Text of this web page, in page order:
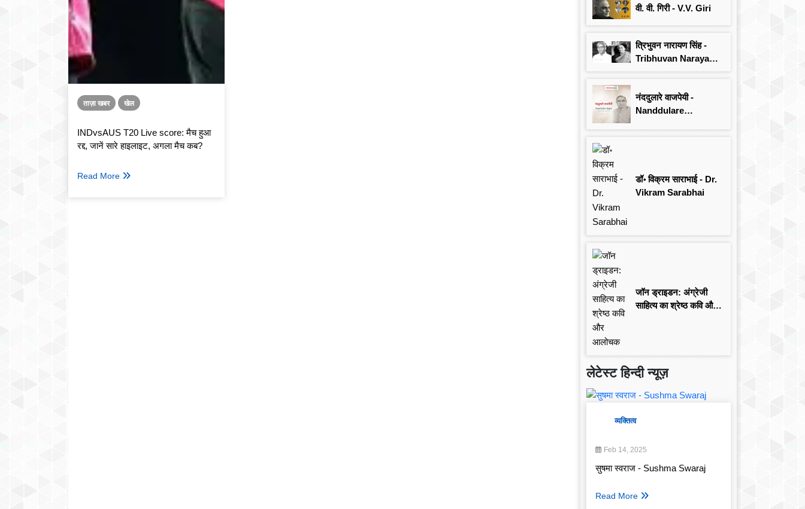
ताज़ा खबर खेल
INDvsAUS T20 Live score: मैच हुआ
रद्द, जानें सारे हाइलाइट, अगला मैच कब?
Read More
वी. वी. गिरी - V.V. Giri
त्रिभुवन नारायण सिंह -
Tribhuvan Narayan
Singh
नंददुलारे वाजपेयी -
Nanddulare
डॉ॰ विक्रम साराभाई - Dr.
Vikram Sarabhai
जॉन ड्राइडन: अंग्रेजी
साहित्य का श्रेष्ठ कवि और
लेटेस्ट हिन्दी न्यूज़
व्यक्तित्व
Feb 14, 2025
सुषमा स्वराज - Sushma Swaraj
Read More